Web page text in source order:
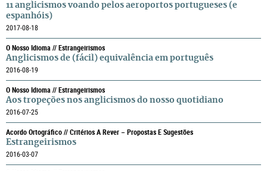
11 anglicismos voando pelos aeroportos portugueses (e
espanhóis)
2017-08-18
O Nosso Idioma // Estrangeirismos
Anglicismos de (fácil) equivalência em português
2016-08-19
O Nosso Idioma // Estrangeirismos
Aos tropeções nos anglicismos do nosso quotidiano
2016-07-25
Acordo Ortográfico // Critérios A Rever – Propostas E Sugestões
Estrangeirismos
2016-03-07